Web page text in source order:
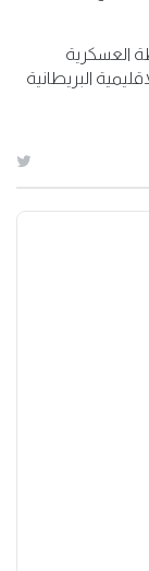
العسكرية
البريطانية